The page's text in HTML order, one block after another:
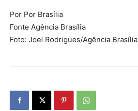
Por Por Brasília
Fonte Agência Brasília
Foto: Joel Rodrigues/Agência Brasília